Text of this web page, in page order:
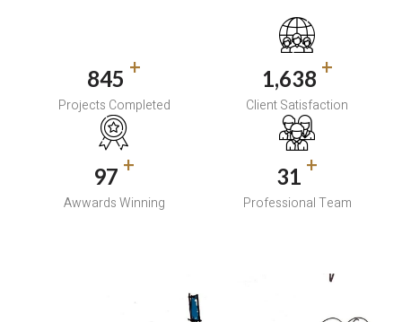
1,252 +
Projects Completed
2,452 +
Client Satisfaction
145 +
Awwards Winning
45 +
Professional Team